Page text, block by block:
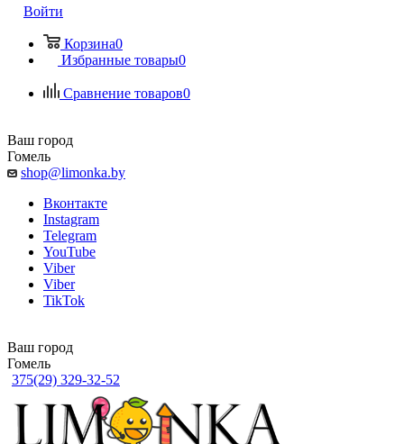
Войти
Корзина0
Избранные товары0
Сравнение товаров0
Ваш город
Гомель
shop@limonka.by
Вконтакте
Instagram
Telegram
YouTube
Viber
Viber
TikTok
Ваш город
Гомель
375(29) 329-32-52